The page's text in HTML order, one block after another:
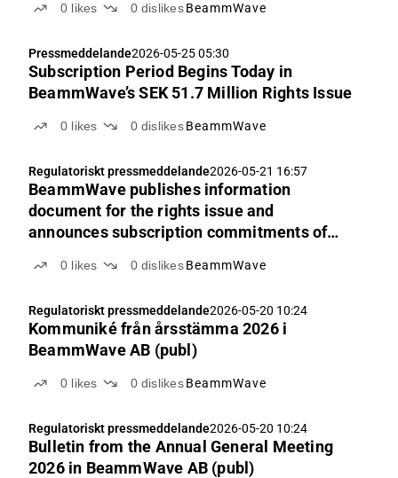
0 likes 0 dislikes BeammWave
Pressmeddelande2026-05-25 05:30
Subscription Period Begins Today in
BeammWave’s SEK 51.7 Million Rights Issue
0 likes 0 dislikes BeammWave
Regulatoriskt pressmeddelande2026-05-21 16:57
BeammWave publishes information
document for the rights issue and
announces subscription commitments of
0 likes 0 dislikes BeammWave
Regulatoriskt pressmeddelande2026-05-20 10:24
Kommuniké från årsstämma 2026 i
BeammWave AB (publ)
0 likes 0 dislikes BeammWave
Regulatoriskt pressmeddelande2026-05-20 10:24
Bulletin from the Annual General Meeting
2026 in BeammWave AB (publ)